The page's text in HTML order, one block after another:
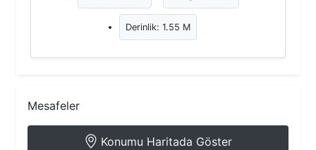
Derinlik: 1.55 M
Mesafeler
Konumu Haritada Göster